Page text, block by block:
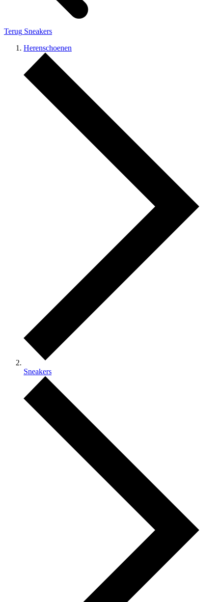
Terug Sneakers
Herenschoenen
Sneakers